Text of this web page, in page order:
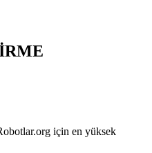
için en yüksek